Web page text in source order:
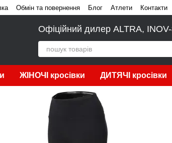
Обмін та повернення Блог Атлети Контакти
Офіційний дилер ALTRA,
ЖІНОЧІ кросівки ДИТЯЧІ кросівки